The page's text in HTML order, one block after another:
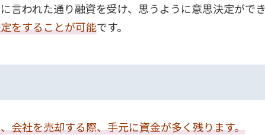
言われた通り融資を受け、思うように意思決定がで
をすることが可能です。
会社を売却する際、手元に資金が多く残ります。